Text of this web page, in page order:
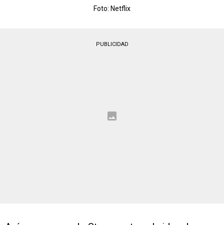
Foto: Netflix
PUBLICIDAD